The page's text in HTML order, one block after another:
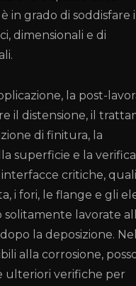
in grado di soddisfare i
dimensionali e di
la post-
il distensione, il
di finitura, la
superficie e la verifica
critiche,
i fori, le flange e gli
lavorate
la deposizione.
alla corrosione,
ulteriori verifiche per